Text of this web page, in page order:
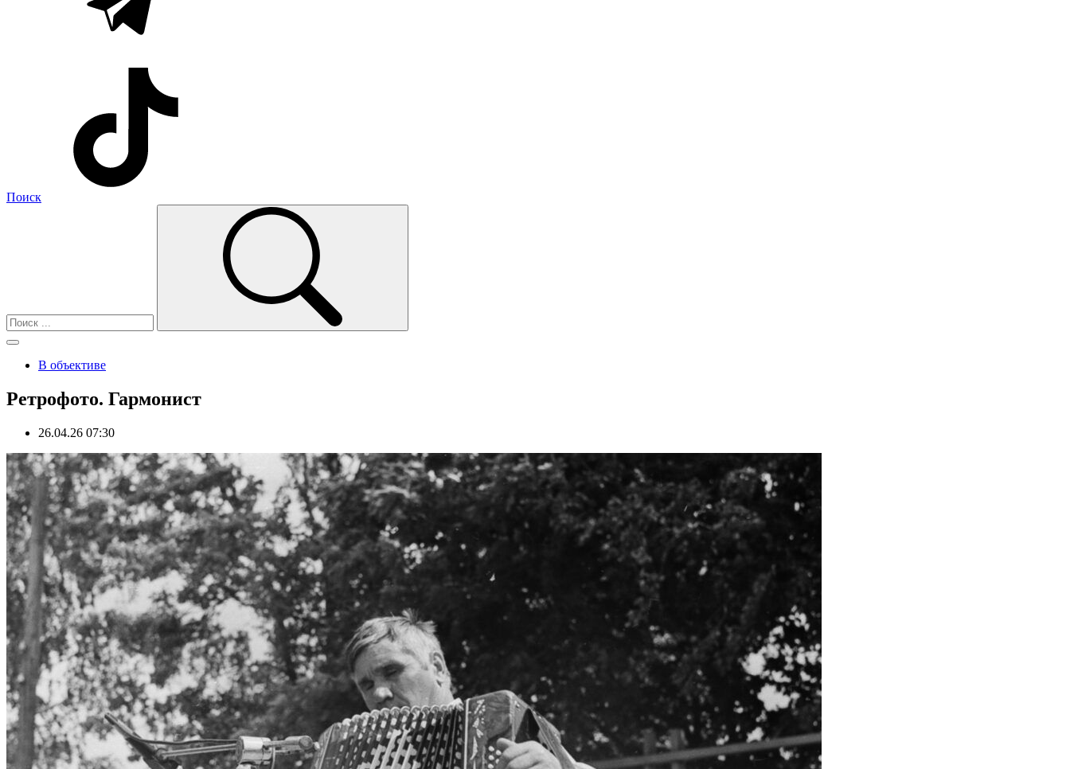
Поиск
В объективе
Ретрофото. Гармонист
26.04.26 07:30